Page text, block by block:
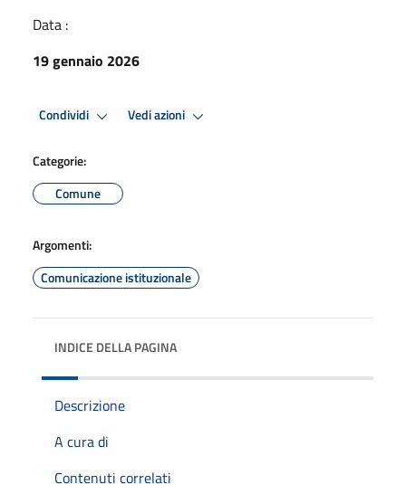
Data :
19 gennaio 2026
Condividi Vedi azioni
Categorie:
Comune
Argomenti:
Comunicazione istituzionale
INDICE DELLA PAGINA
Descrizione
A cura di
Contenuti correlati